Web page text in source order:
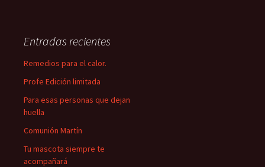
Entradas recientes
Remedios para el calor.
Profe Edición limitada
Para esas personas que dejan
huella
Comunión Martín
Tu mascota siempre te
acompañará